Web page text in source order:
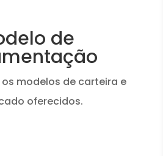
de
modelos de carteira e
oferecidos.